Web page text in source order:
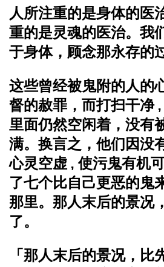
人所注重的是身体的医
重的是灵魂的医治。我
于身体，顾念那永存的
这些曾经被鬼附的人的
督的赦罪，而打扫干净
里面仍然空闲着，没有
满。换言之，他们因没
心灵空虚 , 使污鬼有机
了七个比自己更恶的鬼
那里。 那人末后的景况
了。
「那人末后的景况，比